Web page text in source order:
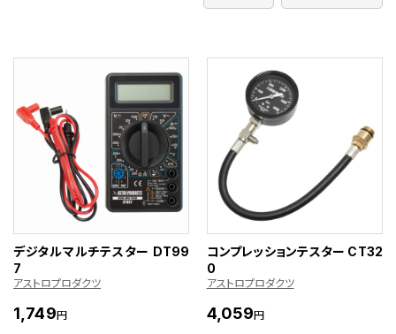
デジタルマルチテスター DT99
7
アストロプロダクツ
1,749円
コンプレッションテスター CT32
0
アストロプロダクツ
4,059円